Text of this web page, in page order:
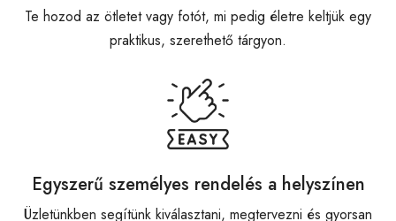
Te hozod az ötletet vagy fotót, mi pedig életre keltjük egy
praktikus, szerethető tárgyon.
Egyszerű személyes rendelés a helyszínen
Üzletünkben segítünk kiválasztani, megtervezni és gyorsan